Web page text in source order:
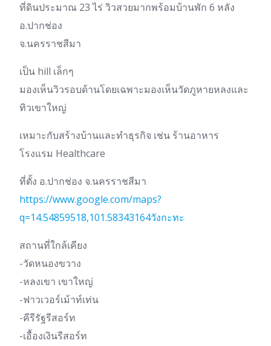
ที่ดินประมาณ 23 ไร่ วิวสวยมากพร้อมบ้านพัก 6 หลัง
อ.ปากช่อง
จ.นครราชสีมา
เป็น hill เล็กๆ
มองเห็นวิวรอบด้านโดยเฉพาะมองเห็นวัดภูหายหลงและ
ทิวเขาใหญ่
เหมาะกับสร้างบ้านและทำธุรกิจ เช่น ร้านอาหาร
โรงแรม Healthcare
ที่ตั้ง อ.ปากช่อง จ.นครราชสีมา
https://www.google.com/maps?
q=14.54859518,101.58343164วังกะทะ
สถานที่ใกล้เคียง
-วัดหนองขวาง
-หลงเขา เขาใหญ่
-ฟาวเวอร์เม้าท์เท่น
-คีรีรัฐรีสอร์ท
-เอื้องเงินรีสอร์ท